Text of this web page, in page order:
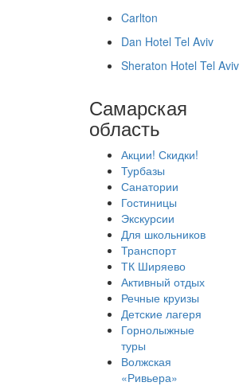
Carlton
Dan Hotel Tel Aviv
Sheraton Hotel Tel Aviv
Самарская
область
Акции! Скидки!
Турбазы
Санатории
Гостиницы
Экскурсии
Для школьников
Транспорт
ТК Ширяево
Активный отдых
Речные круизы
Детские лагеря
Горнолыжные
туры
Волжская
«Ривьера»